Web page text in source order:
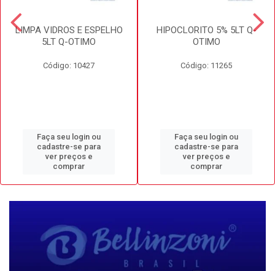
LIMPA VIDROS E ESPELHO
5LT Q-OTIMO
Código: 10427
Faça seu login ou
cadastre-se para
ver preços e
comprar
HIPOCLORITO 5% 5LT Q-
OTIMO
Código: 11265
Faça seu login ou
cadastre-se para
ver preços e
comprar